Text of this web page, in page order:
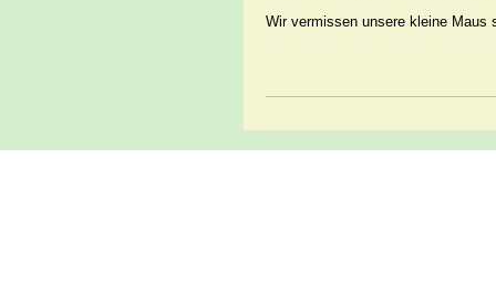
Wir vermissen unsere kleine Maus